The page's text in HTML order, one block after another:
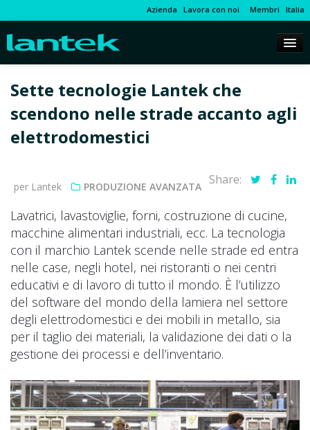
Azienda Lavora con noi Membri Italia
Sette tecnologie Lantek che
scendono nelle strade accanto agli
elettrodomestici
per Lantek PRODUZIONE AVANZATA Share:
Lavatrici, lavastoviglie, forni, costruzione di cucine,
macchine alimentari industriali, ecc. La tecnologia
con il marchio Lantek scende nelle strade ed entra
nelle case, negli hotel, nei ristoranti o nei centri
educativi e di lavoro di tutto il mondo. È l’utilizzo
del software del mondo della lamiera nel settore
degli elettrodomestici e dei mobili in metallo, sia
per il taglio dei materiali, la validazione dei dati o la
gestione dei processi e dell’inventario.